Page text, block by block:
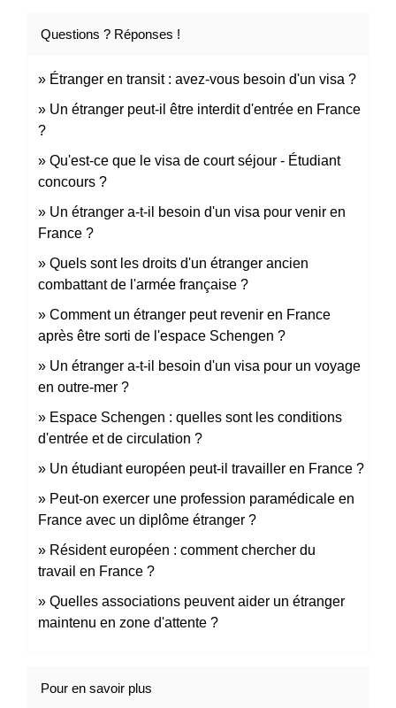
Questions ? Réponses !
Étranger en transit : avez-vous besoin d'un visa ?
Un étranger peut-il être interdit d'entrée en France
?
Qu'est-ce que le visa de court séjour - Étudiant
concours ?
Un étranger a-t-il besoin d'un visa pour venir en
France ?
Quels sont les droits d'un étranger ancien
combattant de l'armée française ?
Comment un étranger peut revenir en France
après être sorti de l'espace Schengen ?
Un étranger a-t-il besoin d'un visa pour un voyage
en outre-mer ?
Espace Schengen : quelles sont les conditions
d'entrée et de circulation ?
Un étudiant européen peut-il travailler en France ?
Peut-on exercer une profession paramédicale en
France avec un diplôme étranger ?
Résident européen : comment chercher du
travail en France ?
Quelles associations peuvent aider un étranger
maintenu en zone d'attente ?
Pour en savoir plus